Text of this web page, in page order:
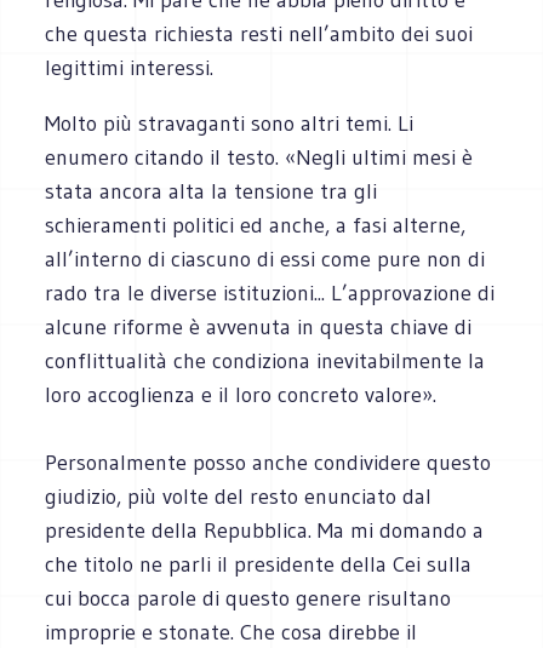
che questa richiesta resti nell’ambito dei suoi
legittimi interessi.
Molto più stravaganti sono altri temi. Li
enumero citando il testo. «Negli ultimi mesi è
stata ancora alta la tensione tra gli
schieramenti politici ed anche, a fasi alterne,
all’interno di ciascuno di essi come pure non di
rado tra le diverse istituzioni... L’approvazione di
alcune riforme è avvenuta in questa chiave di
conflittualità che condiziona inevitabilmente la
loro accoglienza e il loro concreto valore».
Personalmente posso anche condividere questo
giudizio, più volte del resto enunciato dal
presidente della Repubblica. Ma mi domando a
che titolo ne parli il presidente della Cei sulla
cui bocca parole di questo genere risultano
improprie e stonate. Che cosa direbbe il